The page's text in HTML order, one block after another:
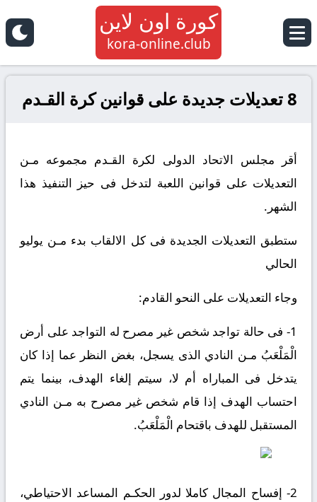
كورة اون لاين
kora-online.club
8 تعديلات جديدة على قوانين كرة القـدم
أقر مجلس الاتحاد الدولى لكرة القـدم مجموعه مـن
التعديلات على قوانين اللعبة لتدخل فى حيز التنفيذ هذا
الشهر.
ستطبق التعديلات الجديدة فى كل الالقاب بدء مـن يوليو
الحالي
وجاء التعديلات على النحو القادم:
1- فى حالة تواجد شخص غير مصرح له التواجد على أرض
الْمَلْعَبُ مـن النادي الذى يسجل، بغض النظر عما إذا كان
يتدخل فى المباراه أم لا، سيتم إلغاء الهدف، بينما يتم
احتساب الهدف إذا قام شخص غير مصرح به مـن النادي
المستقبل للهدف باقتحام الْمَلْعَبُ.
2- إفساح المجال كاملا لدور الحكـم المساعد الاحتياطي،